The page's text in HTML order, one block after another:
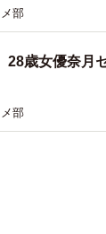
部
歳女優奈月
部